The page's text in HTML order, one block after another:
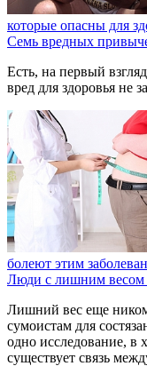
которые опасны для
Семь вредных
Есть, на первый
вред для здоровья не
болеют этим
Люди с лишним весом
Лишний вес еще
сумоистам для
одно исследование, в
существует связь